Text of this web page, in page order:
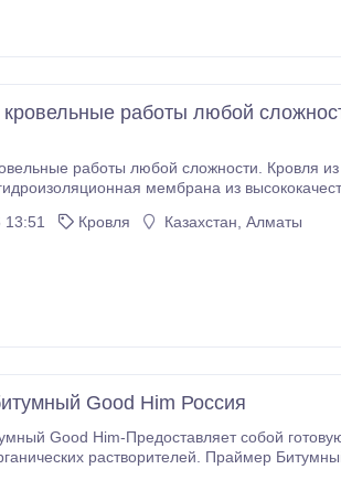
работы любой
работы любой сложности. Кровля
мембрана из
Кровля Казахстан, Алматы
Good Him Россия
Good Him-Предоставляет собой
растворителей. Праймер